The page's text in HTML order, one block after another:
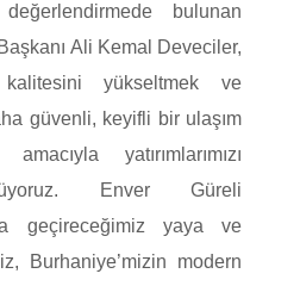
bulunan
Ali Kemal Deveciler,
yükseltmek ve
güvenli, keyifli bir ulaşım
yatırımlarımızı
Enver Güreli
geçireceğimiz yaya ve
Burhaniye’mizin modern